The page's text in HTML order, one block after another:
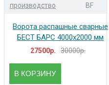
производство
BF
Ворота распашные сварные
БЕСТ БАРС 4000x2000 мм
27500р. 30000р.
В КОРЗИНУ